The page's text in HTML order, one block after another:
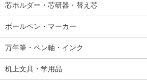
芯ホルダー・芯研器・替え芯
ボールペン・マーカー
万年筆・ペン軸・インク
机上文具・学用品